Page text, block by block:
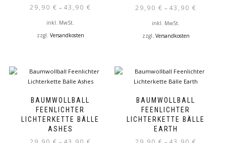
der
Produktseite
29,90 € – 43,90 €
inkl. MwSt.
zzgl. Versandkosten
auf.
Die
Optionen
können
29,90 € – 43,90 €
inkl. MwSt.
zzgl. Versandkosten
auf.
Die
Optionen
können
auf
BAUMWOLLBALL
FEENLICHTER
LICHTERKETTE BÄLLE
ASHES
BAUMWOLLBALL
FEENLICHTER
LICHTERKETTE BÄLLE
EARTH